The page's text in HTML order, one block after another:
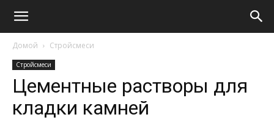
Домой Стройсмеси
Стройсмеси
Цементные растворы для
кладки камней